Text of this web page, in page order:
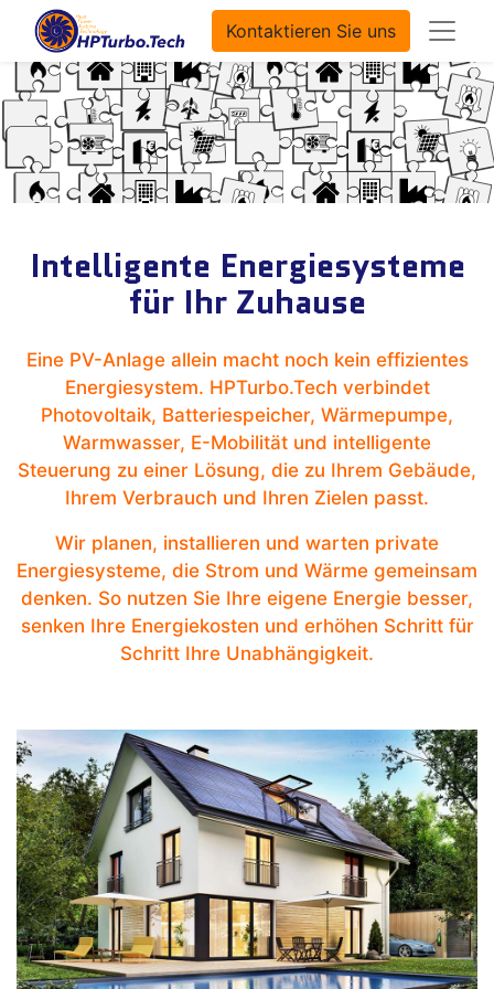
Kontaktieren Sie uns
Intelligente Energiesysteme
für Ihr Zuhause
Eine PV-Anlage allein macht noch kein effizientes
Energiesystem. HPTurbo.Tech verbindet
Photovoltaik, Batteriespeicher, Wärmepumpe,
Warmwasser, E-Mobilität und intelligente
Steuerung zu einer Lösung, die zu Ihrem Gebäude,
Ihrem Verbrauch und Ihren Zielen passt.
Wir planen, installieren und warten private
Energiesysteme, die Strom und Wärme gemeinsam
denken. So nutzen Sie Ihre eigene Energie besser,
senken Ihre Energiekosten und erhöhen Schritt für
Schritt Ihre Unabhängigkeit.